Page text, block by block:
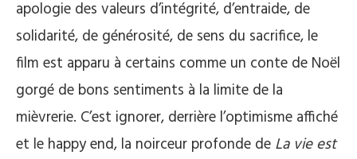
apologie des valeurs d’intégrité, d’entraide, de
solidarité, de générosité, de sens du sacrifice, le
film est apparu à certains comme un conte de Noël
gorgé de bons sentiments à la limite de la
mièvrerie. C’est ignorer, derrière l’optimisme affiché
et le happy end, la noirceur profonde de La vie est